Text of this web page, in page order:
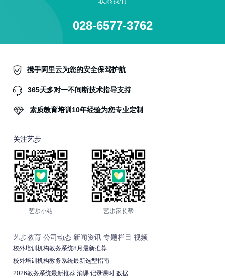
028-6577-3762
携手阿里云为您的安全保驾护航
365天多对一不间断技术指导支持
素质教育培训10年经验为您专业定制
关注艺步
艺步小站 艺步家长帮
艺步教育 公司动态 新闻资讯 专题栏目 视频
校外培训机构教务系统8月最新推荐
校外培训机构教务系统最新选型指南
2026教务系统最新推荐 消课 记录课时 数据